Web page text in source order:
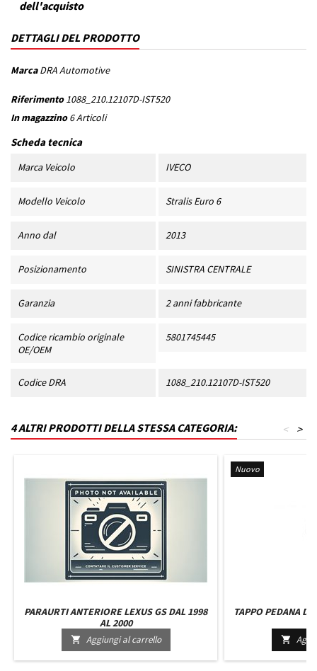
dell'acquisto
DETTAGLI DEL PRODOTTO
Marca DRA Automotive
Riferimento 1088_210.12107D-IST520
In magazzino 6 Articoli
Scheda tecnica
Marca Veicolo IVECO
Modello Veicolo Stralis Euro 6
Anno dal 2013
Posizionamento SINISTRA CENTRALE
Garanzia 2 anni fabbricante
Codice ricambio originale
OE/OEM
5801745445
Codice DRA 1088_210.12107D-IST520
4 ALTRI PRODOTTI DELLA STESSA CATEGORIA: >
<
PARAURTI ANTERIORE LEXUS GS DAL 1998
AL 2000
 Aggiungi al carrello
Nuovo
TAPPO PEDANA
